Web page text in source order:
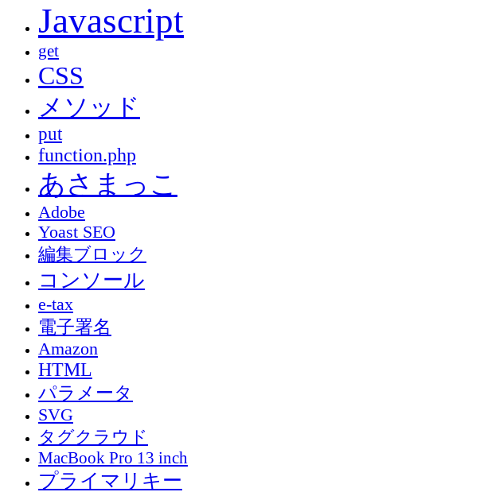
Javascript
get
CSS
メソッド
put
function.php
あさまっこ
Adobe
Yoast SEO
編集ブロック
コンソール
e-tax
電子署名
Amazon
HTML
パラメータ
SVG
タグクラウド
MacBook Pro 13 inch
プライマリキー